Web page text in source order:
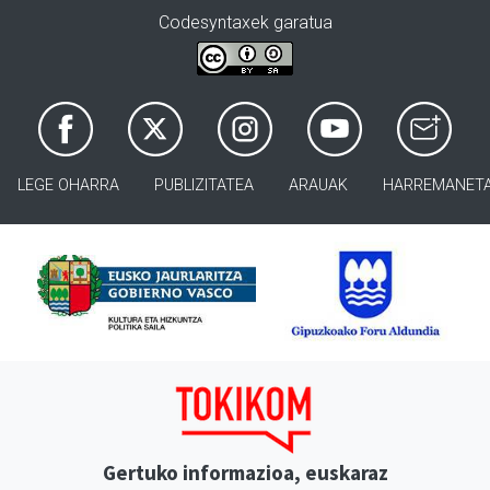
Codesyntaxek garatua
LEGE OHARRA PUBLIZITATEA ARAUAK
Gertuko informazioa, euskaraz